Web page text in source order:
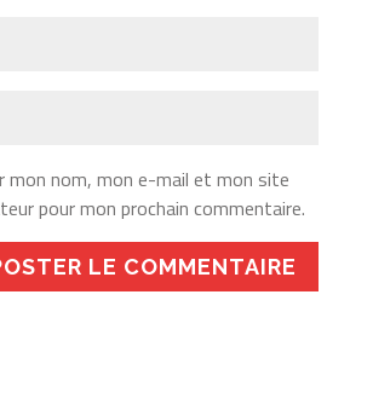
mon nom, mon e-mail et mon site
pour mon prochain commentaire.